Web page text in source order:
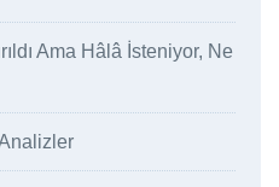
Ama Hâlâ İsteniyor, Ne